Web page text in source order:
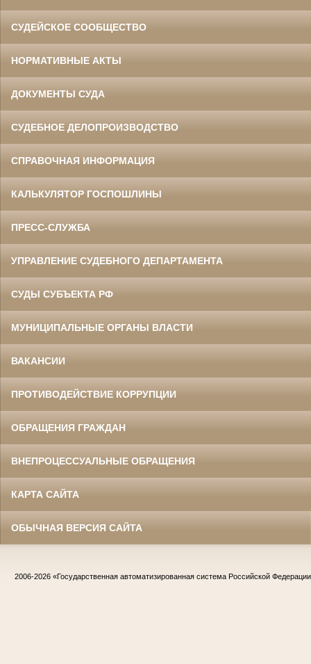
СУДЕЙСКОЕ СООБЩЕСТВО
НОРМАТИВНЫЕ АКТЫ
ДОКУМЕНТЫ СУДА
СУДЕБНОЕ ДЕЛОПРОИЗВОДСТВО
СПРАВОЧНАЯ ИНФОРМАЦИЯ
КАЛЬКУЛЯТОР ГОСПОШЛИНЫ
ПРЕСС-СЛУЖБА
УПРАВЛЕНИЕ СУДЕБНОГО ДЕПАРТАМЕНТА
СУДЫ СУБЪЕКТА РФ
МУНИЦИПАЛЬНЫЕ ОРГАНЫ ВЛАСТИ
ВАКАНСИИ
ПРОТИВОДЕЙСТВИЕ КОРРУПЦИИ
ОБРАЩЕНИЯ ГРАЖДАН
ВНЕПРОЦЕССУАЛЬНЫЕ ОБРАЩЕНИЯ
КАРТА САЙТА
ОБЫЧНАЯ ВЕРСИЯ САЙТА
2006-2026 «Государственная автоматизированная система Российской